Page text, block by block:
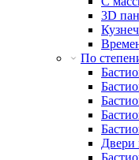
3D
По
Двери